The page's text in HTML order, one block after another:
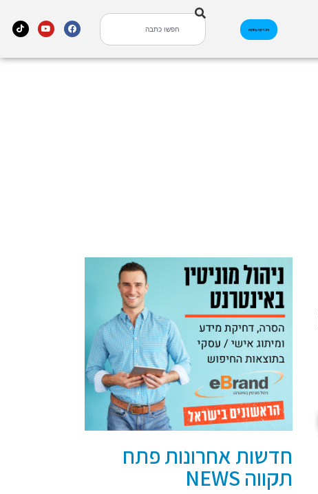
אינדקס עסקים
חדשות אחרונות פתח
תקווה NEWS